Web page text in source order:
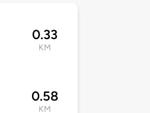
0.33
KM
0.58
KM